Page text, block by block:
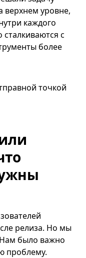
верхнем уровне,
каждого
с
более
точкой
релиза. Но мы
было важно
проблему.